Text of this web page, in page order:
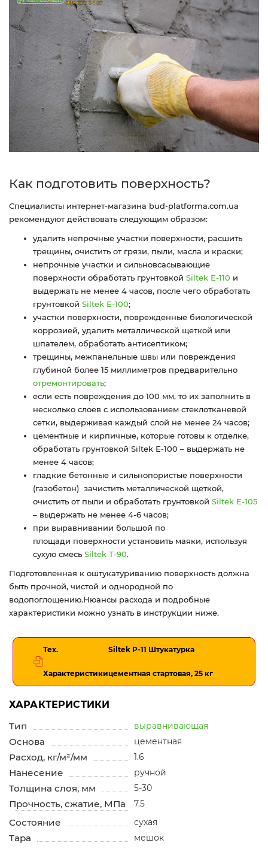
Как подготовить поверхность?
Специалисты интернет-магазина bud-platforma.com.ua
рекомендуют действовать следующим образом:
удалить непрочные участки поверхности, расшить
трещины, очистить от грязи, пыли, масла и краски;
непрочные участки и сильновсасывающие
поверхности обработать грунтовкой Siltek Е-110 и
выдержать не менее 4 часов, после чего обработать
грунтовкой Siltek Е-100;
участки поверхности, поврежденные биологической
коррозией, удалить металлической щеткой или
шпателем, обработать антисептиком;
трещины, межпанельные швы или повреждения
глубиной более 15 миллиметров предварительно
отремонтировать;
если есть повреждения до 100 мм, то их заполнить в
несколько слоев с использованием стеклотканевой
сетки, выдерживая каждый слой не менее 24 часов;
цементные и кирпичные, которые готовы к отделке,
обработать грунтовкой Siltek Е-100 – выдержать не
менее 4 часов;
гладкие бетонные и сильнопористые поверхности
(газобетон) зачистить металлической щеткой,
очистить от пыли и обработать грунтовкой Siltek Е-105
– выдержать не менее 4-6 часов;
при выравнивании большой по
площади поверхности установить маяки, используя
сухую смесь Siltek Т-90.
Подготовленная к оштукатуриванию поверхность должна
быть прочной, чистой и однородной по
водопоглощению.Нюансы расхода и подробные
характеристики можно узнать в инструкции ниже.
Тех.
Характеристики
Siltek P-11 Штукатурка
цементная стартовая, 25 кг
ХАРАКТЕРИСТИКИ
Тип
выравнивающая
Основа цементная
Расход, кг/м²/мм 1.6
Нанесение ручной
Толщина слоя, мм 5-30
Прочность, сжатие, МПа 7.5
Состояние сухая
Тара мешок